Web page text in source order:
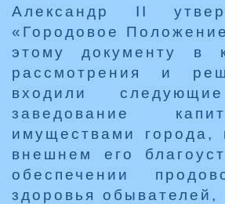
Александр II
«Городовое
этому документу в
рассмотрения и
входили
заведование
имуществами города,
внешнем его
обеспечении
здоровья обывателей,